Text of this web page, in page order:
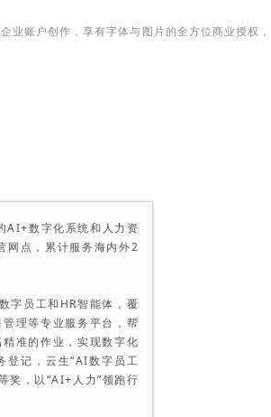
业账户创作，享有字体与图片的全方位商业授权，
AI+数字化系统和人力资
网点，累计服务海内外2
字员工和HR智能体，覆
理等专业服务平台，帮
准的作业，实现数字化
登记，云生“AI数字员工
奖，以“AI+人力”领跑行